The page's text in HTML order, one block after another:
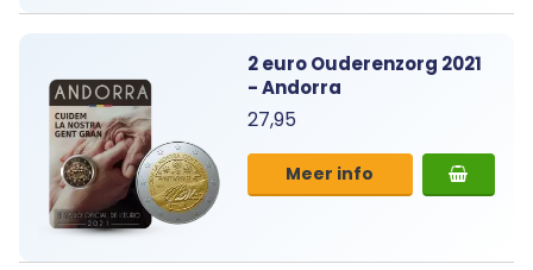
2 euro Ouderenzorg 2021
- Andorra
27,95
Meer info